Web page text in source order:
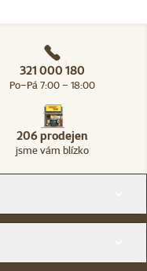
321 000 180
Po–Pá 7:00 – 18:00
206 prodejen
jsme vám blízko